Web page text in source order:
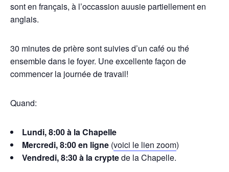
sont en français, à l’occassion auusie partiellement en
anglais.
30 minutes de prière sont suivies d’un café ou thé
ensemble dans le foyer. Une excellente façon de
commencer la journée de travail!
Quand:
Lundi, 8:00 à la Chapelle
Mercredi, 8:00 en ligne (voici le lien zoom)
Vendredi, 8:30 à la cryptede la Chapelle.